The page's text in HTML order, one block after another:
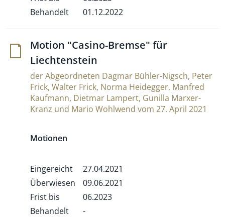
Behandelt
01.12.2022
Motion "Casino-Bremse" für
Liechtenstein
der Abgeordneten Dagmar Bühler-Nigsch, Peter
Frick, Walter Frick, Norma Heidegger, Manfred
Kaufmann, Dietmar Lampert, Gunilla Marxer-
Kranz und Mario Wohlwend vom 27. April 2021
Motionen
Eingereicht
27.04.2021
Überwiesen
09.06.2021
Frist bis
06.2023
Behandelt
-